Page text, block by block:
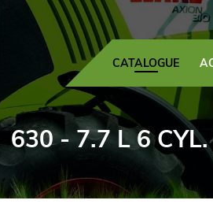
CATALOGUE
630 - 7.7 L 6